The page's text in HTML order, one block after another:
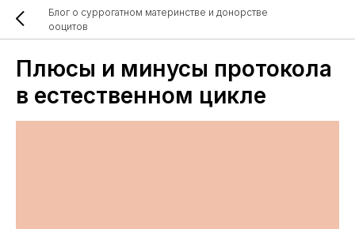
Блог о суррогатном материнстве и донорстве
ооцитов
Плюсы и минусы протокола
в естественном цикле